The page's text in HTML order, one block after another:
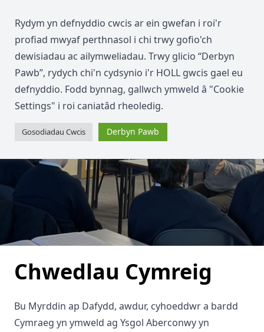
Chwedlau Cymreig
Bu Myrddin ap Dafydd, awdur, cyhoeddwr a bardd
Cymraeg yn ymweld ag Ysgol Aberconwy yn
Rydym yn defnyddio cwcis ar ein gwefan i roi'r
profiad mwyaf perthnasol i chi trwy gofio'ch
dewisiadau ac ailymweliadau. Trwy glicio “Derbyn
Pawb”, rydych chi'n cydsynio i'r HOLL gwcis gael eu
defnyddio. Fodd bynnag, gallwch ymweld â "Cookie
Settings" i roi caniatâd rheoledig.
Gosodiadau Cwcis Derbyn Pawb